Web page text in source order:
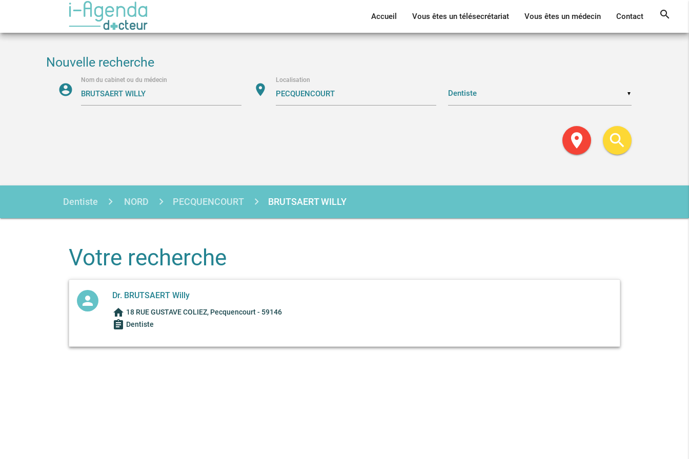
Accueil Vous êtes un télésecrétariat Vous êtes un médecin Contact search
Nouvelle recherche
account_circle
Nom du cabinet ou du médecin
location_on
Localisation
▼
location_on search
Dentiste NORD PECQUENCOURT BRUTSAERT WILLY
Votre recherche
person Dr. BRUTSAERT Willy
home 18 RUE GUSTAVE COLIEZ, Pecquencourt - 59146
assignment Dentiste